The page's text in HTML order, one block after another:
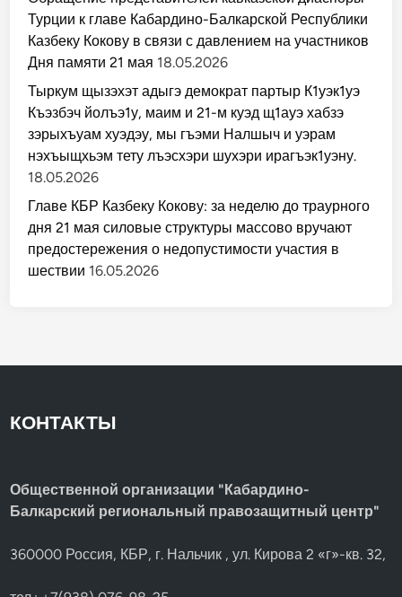
Турции к главе Кабардино-Балкарской Республики
Казбеку Кокову в связи с давлением на участников
Дня памяти 21 мая 18.05.2026
Тыркум щызэхэт адыгэ демократ партыр К1уэк1уэ
Къэзбэч йолъэ1у, маим и 21-м куэд щ1ауэ хабзэ
зэрыхъуам хуэдэу, мы гъэми Налшыч и уэрам
нэхъыщхьэм тету лъэсхэри шухэри ирагъэк1уэну.
18.05.2026
Главе КБР Казбеку Кокову: за неделю до траурного
дня 21 мая силовые структуры массово вручают
предостережения о недопустимости участия в
шествии 16.05.2026
КОНТАКТЫ
Общественной организации "Кабардино-
Балкарский региональный правозащитный центр"
360000 Россия, КБР, г. Нальчик , ул. Кирова 2 «г»-кв. 32,